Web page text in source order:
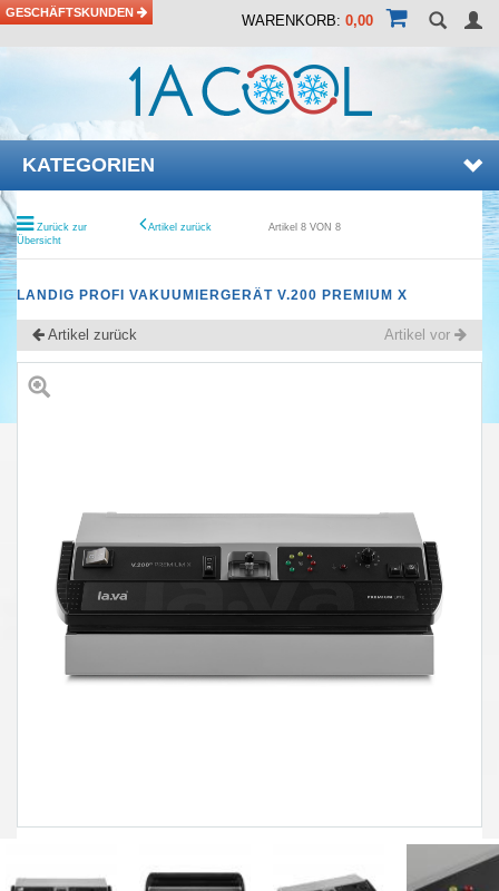
GESCHÄFTSKUNDEN WARENKORB: 0,00
KATEGORIEN
Zurück zur
Übersicht
Artikel zurück Artikel 8 VON 8
LANDIG PROFI VAKUUMIERGERÄT V.200 PREMIUM X
Artikel zurück Artikel vor